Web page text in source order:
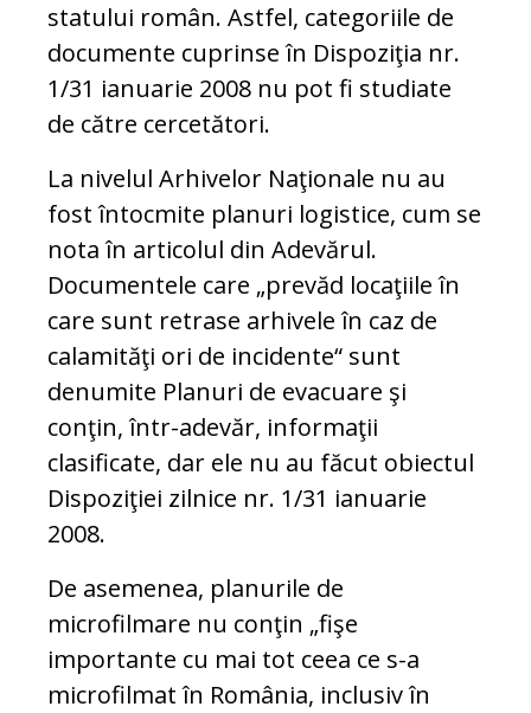
statului român. Astfel, categoriile de
documente cuprinse în Dispoziţia nr.
1/31 ianuarie 2008 nu pot fi studiate
de către cercetători.
La nivelul Arhivelor Naţionale nu au
fost întocmite planuri logistice, cum se
nota în articolul din Adevărul.
Documentele care „prevăd locaţiile în
care sunt retrase arhivele în caz de
calamităţi ori de incidente“ sunt
denumite Planuri de evacuare şi
conţin, într-adevăr, informaţii
clasificate, dar ele nu au făcut obiectul
Dispoziţiei zilnice nr. 1/31 ianuarie
2008.
De asemenea, planurile de
microfilmare nu conţin „fişe
importante cu mai tot ceea ce s-a
microfilmat în România, inclusiv în